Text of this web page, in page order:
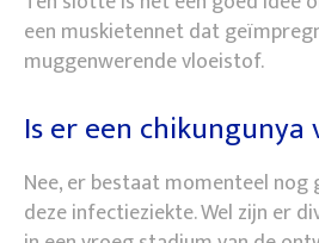
een muskietennet dat
muggenwerende vloeistof.
Is er een chikungunya
Nee, er bestaat momenteel nog
deze infectieziekte. Wel zijn er